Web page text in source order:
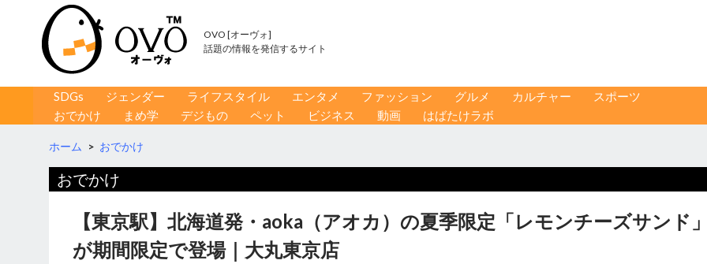
OVO [オーヴォ]
話題の情報を発信するサイト
コンテンツへ移動
SDGs ジェンダー ライフスタイル エンタメ ファッション グルメ カルチャー
スポーツ
おでかけ
まめ学 デジもの ペット ビジネス 動画 はばたけラボ
ホーム > おでかけ
おでかけ
【東京駅】北海道発・aoka（アオカ）の夏季限定「レモンチーズサンド
が期間限定で登場｜大丸東京店